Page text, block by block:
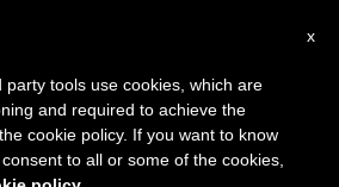
×
7 de agosto haremos la pausa
que en el periodo de verano
x
tools use cookies, which are
and required to achieve the
cookie policy. If you want to know
to all or some of the cookies,